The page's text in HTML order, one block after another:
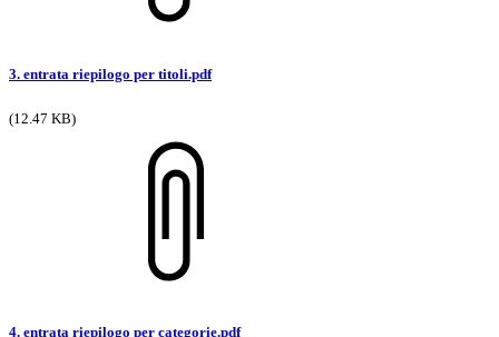
3. entrata riepilogo per titoli.pdf
(12.47 KB)
4. entrata riepilogo per categorie.pdf